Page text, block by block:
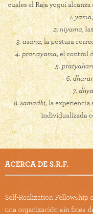
cuales el Raja yogui
1. yama
2. niyama,
3. asana, la postura
4. pranayama, el control
5.
6.
7.
8. samadhi, la experiencia
individualizada
ACERCA DE S.R.F.
Self-Realization Fellowship
una organización sin fines